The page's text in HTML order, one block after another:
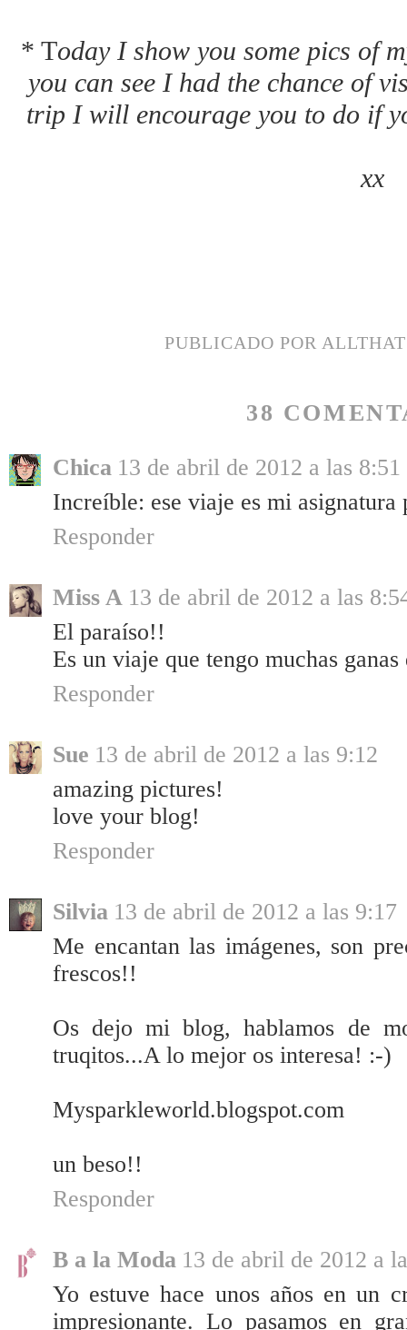
* Today I show you some pics of
you can see I had the chance of
trip I will encourage you to do if
xx
PUBLICADO POR
38
Chica 13 de abril de 2012 a las 8:51
Increíble: ese viaje es mi asignatura
Responder
Miss A 13 de abril de 2012 a las
El paraíso!!
Es un viaje que tengo muchas ganas
Responder
Sue 13 de abril de 2012 a las 9:12
amazing pictures!
love your blog!
Responder
Silvia 13 de abril de 2012 a las 9:17
Me encantan las imágenes, son
frescos!!
Os dejo mi blog, hablamos de
truqitos...A lo mejor os interesa! :-)
Mysparkleworld.blogspot.com
un beso!!
Responder
B a la Moda 13 de abril de 2012 a
Yo estuve hace unos años en un
impresionante. Lo pasamos en